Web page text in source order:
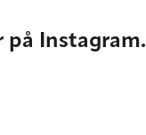
på Instagram.